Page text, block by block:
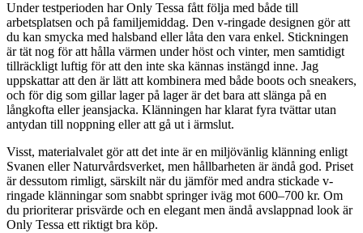
Under testperioden har Only Tessa fått följa med både till
arbetsplatsen och på familjemiddag. Den v-ringade designen gör att
du kan smycka med halsband eller låta den vara enkel. Stickningen
är tät nog för att hålla värmen under höst och vinter, men samtidigt
tillräckligt luftig för att den inte ska kännas instängd inne. Jag
uppskattar att den är lätt att kombinera med både boots och sneakers,
och för dig som gillar lager på lager är det bara att slänga på en
långkofta eller jeansjacka. Klänningen har klarat fyra tvättar utan
antydan till noppning eller att gå ut i ärmslut.
Visst, materialvalet gör att det inte är en miljövänlig klänning enligt
Svanen eller Naturvårdsverket, men hållbarheten är ändå god. Priset
är dessutom rimligt, särskilt när du jämför med andra stickade v-
ringade klänningar som snabbt springer iväg mot 600–700 kr. Om
du prioriterar prisvärde och en elegant men ändå avslappnad look är
Only Tessa ett riktigt bra köp.